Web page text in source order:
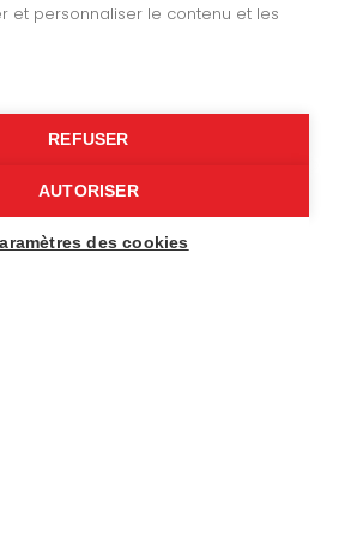
Agencement
Loisirs
réalisations
et personnaliser le contenu et les
REFUSER
AUTORISER
des cookies